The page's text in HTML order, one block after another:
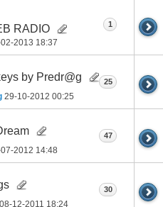
RADIO
2013 18:37
1
by Predr@g
29-10-2012 00:25
25
2012 14:48
47
08-12-2011 18:24
30